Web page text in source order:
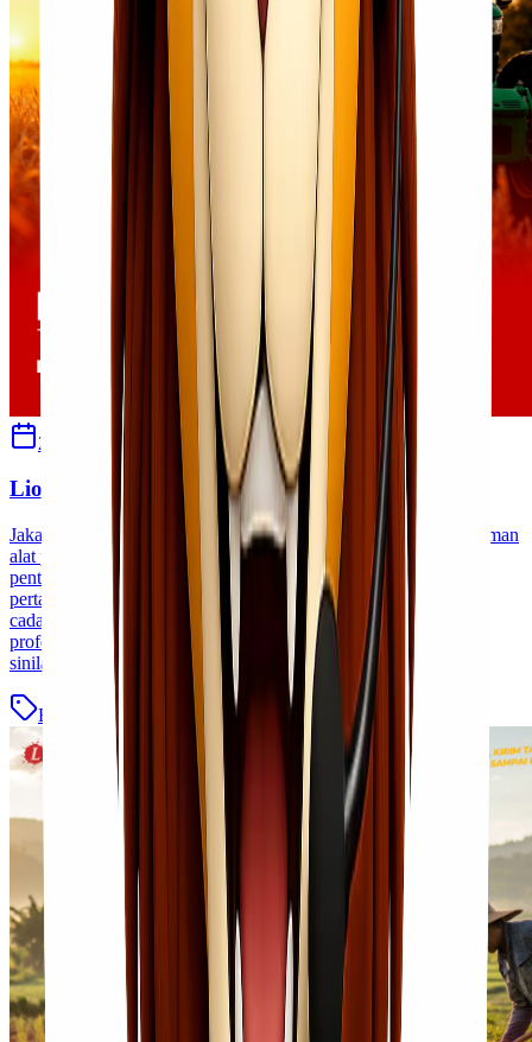
25 Juni 2026 Sherly
Lionel Express Solusi Pengiriman Alat Pertanian
Jakarta Dalam sektor pertanian modern, kebutuhan akan pengiriman
alat pertanian yang cepat, aman, dan tepat waktu menjadi faktor
penting dalam menjaga produktivitas usaha. Mulai dari mesin
pertanian, pompa air, sprayer, traktor mini, hingga berbagai suku
cadang pertanian membutuhkan penanganan logistik yang
profesional agar tiba di lokasi tujuan dalam kondisi optimal. Di
sinilah Lionel Express [&hellip;]
Blog Baca Selengkapnya